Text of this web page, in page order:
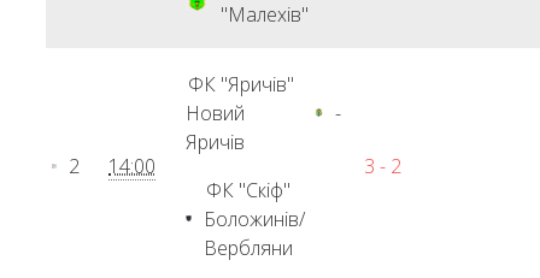
"Малехів"
2 14:00
ФК "Яричів"
Новий
Яричів
-
ФК "Скіф"
Боложинів/
Вербляни
3 - 2